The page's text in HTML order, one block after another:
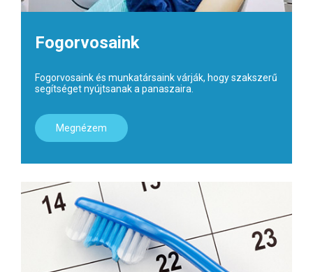
Fogorvosaink
Fogorvosaink és munkatársaink várják, hogy szakszerű
segítséget nyújtsanak a panaszaira.
Megnézem